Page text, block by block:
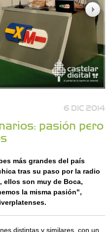
6 DIC 2014
pasión pero
más grandes del país
tras su paso por la radio
ellos son muy de Boca,
la misma pasión",
distintas y similares, con un